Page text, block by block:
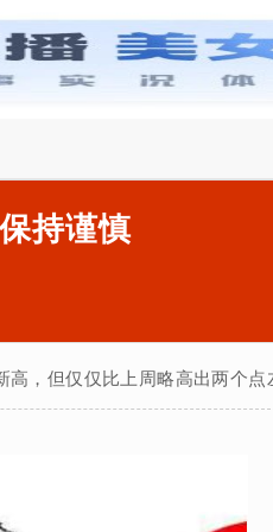
持谨慎
高，但仅仅比上周略高出两个点